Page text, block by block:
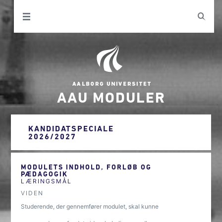
AAU MODULER
KANDIDATSPECIALE
2026/2027
MODULETS INDHOLD, FORLØB OG
PÆDAGOGIK
LÆRINGSMÅL
VIDEN
Studerende, der gennemfører modulet, skal kunne